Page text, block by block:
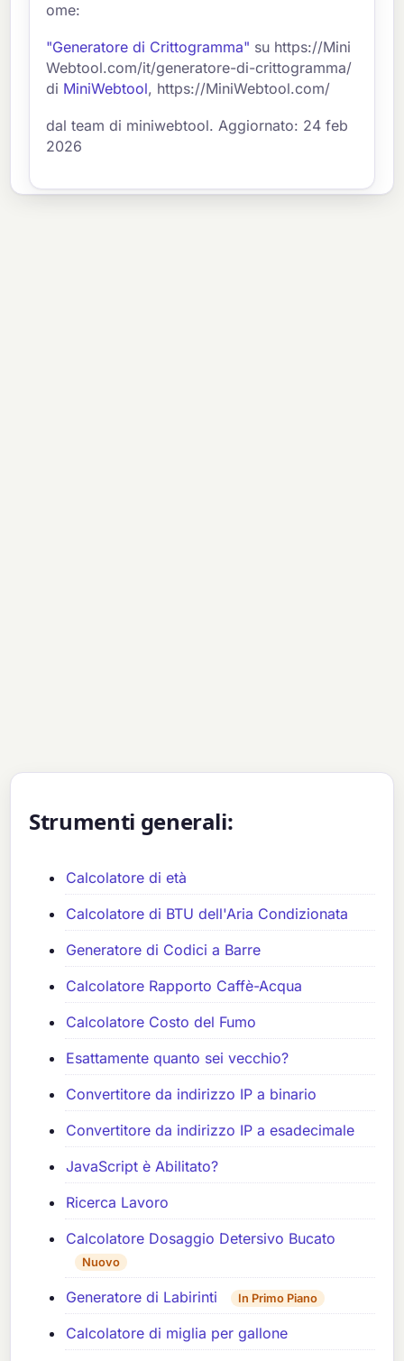
ome:
"Generatore di Crittogramma" su https://Mini
Webtool.com/it/generatore-di-crittogramma/
di MiniWebtool, https://MiniWebtool.com/
dal team di miniwebtool. Aggiornato: 24 feb
2026
Strumenti generali:
Calcolatore di età
Calcolatore di BTU dell'Aria Condizionata
Generatore di Codici a Barre
Calcolatore Rapporto Caffè-Acqua
Calcolatore Costo del Fumo
Esattamente quanto sei vecchio?
Convertitore da indirizzo IP a binario
Convertitore da indirizzo IP a esadecimale
JavaScript è Abilitato?
Ricerca Lavoro
Calcolatore Dosaggio Detersivo Bucato
Nuovo
Generatore di Labirinti In Primo Piano
Calcolatore di miglia per gallone